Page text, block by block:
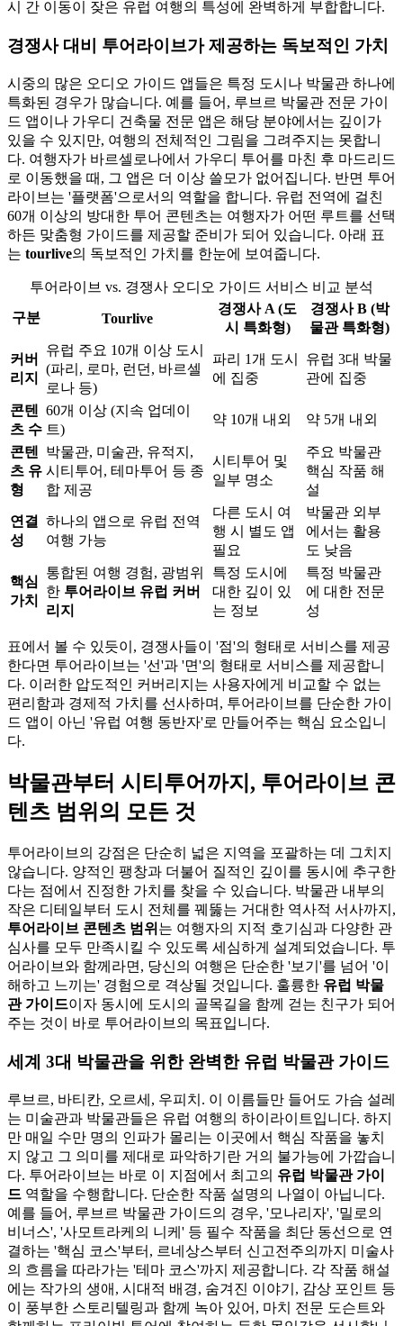
시 간 이동이 잦은 유럽 여행의 특성에 완벽하게 부합합니다.
경쟁사 대비 투어라이브가 제공하는 독보적인 가치
시중의 많은 오디오 가이드 앱들은 특정 도시나 박물관 하나에
특화된 경우가 많습니다. 예를 들어, 루브르 박물관 전문 가이
드 앱이나 가우디 건축물 전문 앱은 해당 분야에서는 깊이가
있을 수 있지만, 여행의 전체적인 그림을 그려주지는 못합니
다. 여행자가 바르셀로나에서 가우디 투어를 마친 후 마드리드
로 이동했을 때, 그 앱은 더 이상 쓸모가 없어집니다. 반면 투어
라이브는 '플랫폼'으로서의 역할을 합니다. 유럽 전역에 걸친
60개 이상의 방대한 투어 콘텐츠는 여행자가 어떤 루트를 선택
하든 맞춤형 가이드를 제공할 준비가 되어 있습니다. 아래 표
는 tourlive의 독보적인 가치를 한눈에 보여줍니다.
투어라이브 vs. 경쟁사 오디오 가이드 서비스 비교 분석
구분
Tourlive
경쟁사 A (도
시 특화형)
경쟁사 B (박
물관 특화형)
커버
리지
유럽 주요 10개 이상 도시
(파리, 로마, 런던, 바르셀
로나 등)
파리 1개 도시
에 집중
유럽 3대 박물
관에 집중
콘텐
츠 수
60개 이상 (지속 업데이
트)
약 10개 내외 약 5개 내외
콘텐
츠 유
형
박물관, 미술관, 유적지,
시티투어, 테마투어 등 종
합 제공
시티투어 및
일부 명소
주요 박물관
핵심 작품 해
설
연결
성
하나의 앱으로 유럽 전역
여행 가능
다른 도시 여
행 시 별도 앱
필요
박물관 외부
에서는 활용
도 낮음
핵심
가치
통합된 여행 경험, 광범위
한 투어라이브 유럽 커버
리지
특정 도시에
대한 깊이 있
는 정보
특정 박물관
에 대한 전문
성
표에서 볼 수 있듯이, 경쟁사들이 '점'의 형태로 서비스를 제공
한다면 투어라이브는 '선'과 '면'의 형태로 서비스를 제공합니
다. 이러한 압도적인 커버리지는 사용자에게 비교할 수 없는
편리함과 경제적 가치를 선사하며, 투어라이브를 단순한 가이
드 앱이 아닌 '유럽 여행 동반자'로 만들어주는 핵심 요소입니
다.
박물관부터 시티투어까지, 투어라이브 콘
텐츠 범위의 모든 것
투어라이브의 강점은 단순히 넓은 지역을 포괄하는 데 그치지
않습니다. 양적인 팽창과 더불어 질적인 깊이를 동시에 추구한
다는 점에서 진정한 가치를 찾을 수 있습니다. 박물관 내부의
작은 디테일부터 도시 전체를 꿰뚫는 거대한 역사적 서사까지,
투어라이브 콘텐츠 범위 는 여행자의 지적 호기심과 다양한 관
심사를 모두 만족시킬 수 있도록 세심하게 설계되었습니다. 투
어라이브와 함께라면, 당신의 여행은 단순한 '보기'를 넘어 '이
해하고 느끼는' 경험으로 격상될 것입니다. 훌륭한 유럽 박물
관 가이드이자 동시에 도시의 골목길을 함께 걷는 친구가 되어
주는 것이 바로 투어라이브의 목표입니다.
세계 3대 박물관을 위한 완벽한 유럽 박물관 가이드
루브르, 바티칸, 오르세, 우피치. 이 이름들만 들어도 가슴 설레
는 미술관과 박물관들은 유럽 여행의 하이라이트입니다. 하지
만 매일 수만 명의 인파가 몰리는 이곳에서 핵심 작품을 놓치
지 않고 그 의미를 제대로 파악하기란 거의 불가능에 가깝습니
다. 투어라이브는 바로 이 지점에서 최고의 유럽 박물관 가이
드 역할을 수행합니다. 단순한 작품 설명의 나열이 아닙니다.
예를 들어, 루브르 박물관 가이드의 경우, '모나리자', '밀로의
비너스', '사모트라케의 니케' 등 필수 작품을 최단 동선으로 연
결하는 '핵심 코스'부터, 르네상스부터 신고전주의까지 미술사
의 흐름을 따라가는 '테마 코스'까지 제공합니다. 각 작품 해설
에는 작가의 생애, 시대적 배경, 숨겨진 이야기, 감상 포인트 등
이 풍부한 스토리텔링과 함께 녹아 있어, 마치 전문 도슨트와